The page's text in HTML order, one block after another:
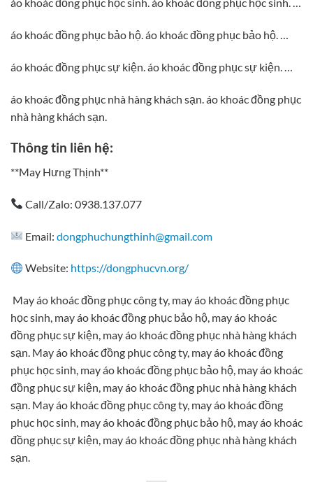
áo khoác đồng phục bảo hộ. áo khoác đồng phục bảo hộ. …
áo khoác đồng phục sự kiện. áo khoác đồng phục sự kiện. …
áo khoác đồng phục nhà hàng khách sạn. áo khoác đồng phục
nhà hàng khách sạn.
Thông tin liên hệ:
**May Hưng Thịnh**
Call/Zalo: 0938.137.077
Email:dongphuchungthinh@gmail.com
Website: https://dongphucvn.org/
May áo khoác đồng phục công ty, may áo khoác đồng phục
học sinh, may áo khoác đồng phục bảo hộ, may áo khoác
đồng phục sự kiện, may áo khoác đồng phục nhà hàng khách
sạn. May áo khoác đồng phục công ty, may áo khoác đồng
phục học sinh, may áo khoác đồng phục bảo hộ, may áo khoác
đồng phục sự kiện, may áo khoác đồng phục nhà hàng khách
sạn. May áo khoác đồng phục công ty, may áo khoác đồng
phục học sinh, may áo khoác đồng phục bảo hộ, may áo khoác
đồng phục sự kiện, may áo khoác đồng phục nhà hàng khách
sạn.